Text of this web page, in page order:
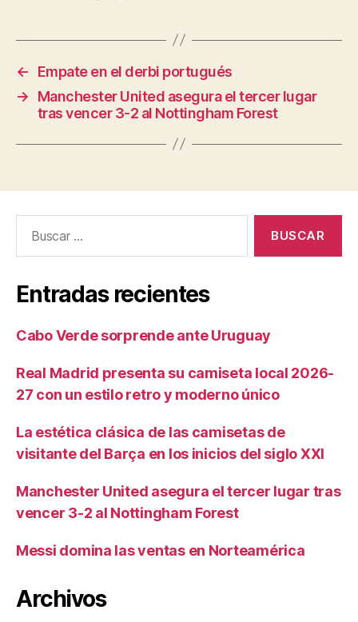
←
Empate en el derbi portugués
→
Manchester United asegura el tercer lugar
tras vencer 3-2 al Nottingham Forest
Entradas recientes
Cabo Verde sorprende ante Uruguay
Real Madrid presenta su camiseta local 2026-
27 con un estilo retro y moderno único
La estética clásica de las camisetas de
visitante del Barça en los inicios del siglo XXI
Manchester United asegura el tercer lugar tras
vencer 3-2 al Nottingham Forest
Messi domina las ventas en Norteamérica
Archivos